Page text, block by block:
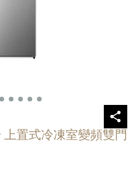
上置式冷凍室變頻雙門